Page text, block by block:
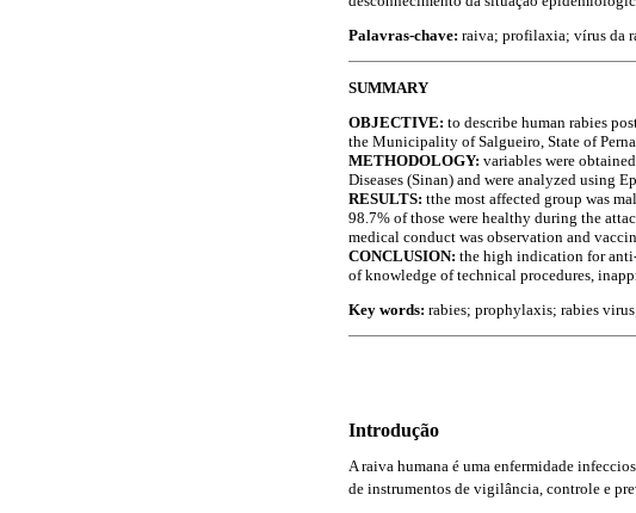
Palavras-chave: raiva; profilaxia; vírus da
SUMMARY
OBJECTIVE: to describe human rabies
the Municipality of Salgueiro, State of
METHODOLOGY: variables were
Diseases (Sinan) and were analyzed using
RESULTS: tthe most affected group was
98.7% of those were healthy during the
medical conduct was observation and
CONCLUSION: the high indication for
of knowledge of technical procedures,
Key words: rabies; prophylaxis; rabies
Introdução
A raiva humana é uma enfermidade
de instrumentos de vigilância, controle e